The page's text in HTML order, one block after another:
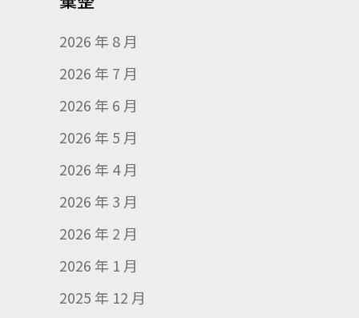
2026 年 8 月
2026 年 7 月
2026 年 6 月
2026 年 5 月
2026 年 4 月
2026 年 3 月
2026 年 2 月
2026 年 1 月
2025 年 12 月